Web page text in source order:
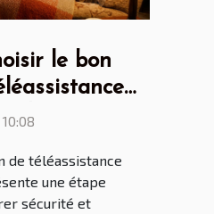
le bon
à vos
de téléassistance
une étape
sécurité et